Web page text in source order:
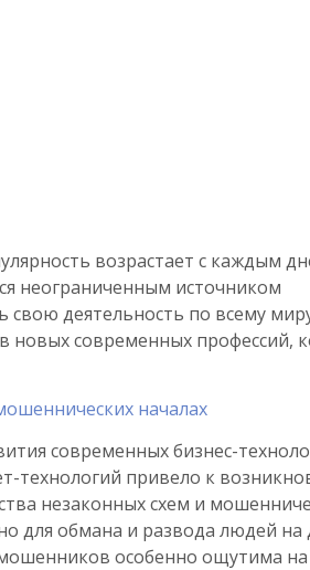
возрастает с каждым
неограниченным источником
деятельность по всему
новых современных профессий,
началах
современных бизнес-
технологий привело к
незаконных схем и
для обмана и развода людей на
особенно ощутима